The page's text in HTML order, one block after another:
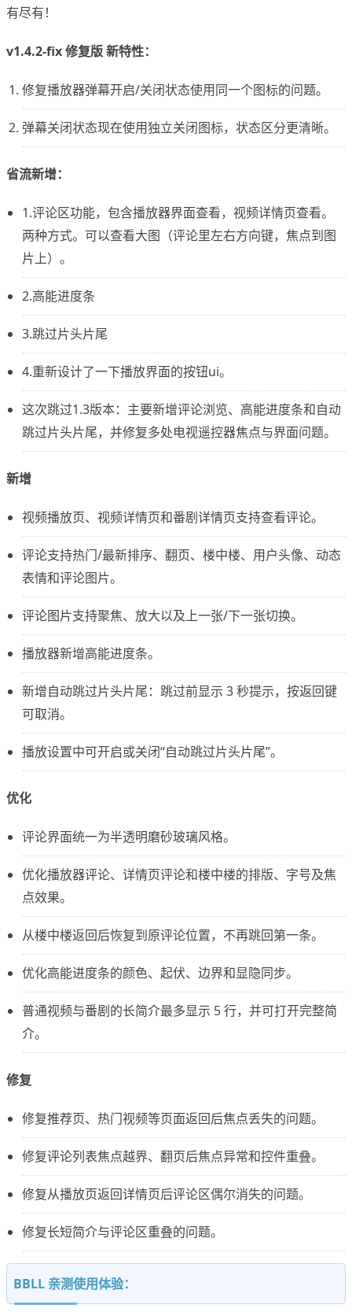
有尽有！
v1.4.2-fix 修复版 新特性：
修复播放器弹幕开启/关闭状态使用同一个图标的问题。
弹幕关闭状态现在使用独立关闭图标，状态区分更清晰。
省流新增：
1.评论区功能，包含播放器界面查看，视频详情页查看。
两种方式。可以查看大图（评论里左右方向键，焦点到图
片上）。
2.高能进度条
3.跳过片头片尾
4.重新设计了一下播放界面的按钮ui。
这次跳过1.3版本：主要新增评论浏览、高能进度条和自动
跳过片头片尾，并修复多处电视遥控器焦点与界面问题。
新增
视频播放页、视频详情页和番剧详情页支持查看评论。
评论支持热门/最新排序、翻页、楼中楼、用户头像、动态
表情和评论图片。
评论图片支持聚焦、放大以及上一张/下一张切换。
播放器新增高能进度条。
新增自动跳过片头片尾：跳过前显示 3 秒提示，按返回键
可取消。
播放设置中可开启或关闭“自动跳过片头片尾”。
优化
评论界面统一为半透明磨砂玻璃风格。
优化播放器评论、详情页评论和楼中楼的排版、字号及焦
点效果。
从楼中楼返回后恢复到原评论位置，不再跳回第一条。
优化高能进度条的颜色、起伏、边界和显隐同步。
普通视频与番剧的长简介最多显示 5 行，并可打开完整简
介。
修复
修复推荐页、热门视频等页面返回后焦点丢失的问题。
修复评论列表焦点越界、翻页后焦点异常和控件重叠。
修复从播放页返回详情页后评论区偶尔消失的问题。
修复长短简介与评论区重叠的问题。
BBLL 亲测使用体验：